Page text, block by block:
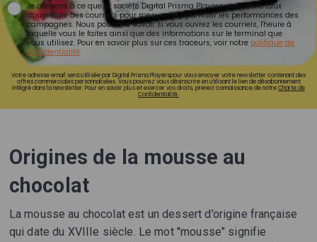
Je consens à ce que la société Digital Prisma Players analyse le taux
d'ouverture des courriels pour mesurer et optimiser les performances des
campagnes. Nous pourrons savoir si vous ouvrez les courriels, l'heure à
laquelle vous le faites ainsi que des informations sur le terminal que
vous utilisez. Pour en savoir plus sur ces traceurs, voir notre politique de
confidentialité.
Votre adresse email sera utilisée par Digital Prisma Playerspour vous envoyer votre newsletter contenant des
offres commerciales personnalisées. Vous pourrez vous désinscrire en utilisant le lien de désabonnement
intégré dans la newsletter. Pour en savoir plus et exercer vos droits, prenez connaissance de notreCharte de
Confidentialité.
Origines de la mousse au
chocolat
La mousse au chocolat est un dessert d’origine française
qui date du XVIIIe siècle. Le mot "mousse" signifie